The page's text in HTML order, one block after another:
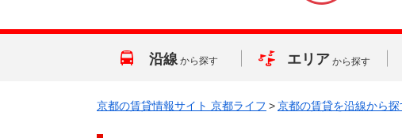
沿線 から探す エリア から探す
京都の賃貸情報サイト 京都ライフ >京都の賃貸を沿線から探